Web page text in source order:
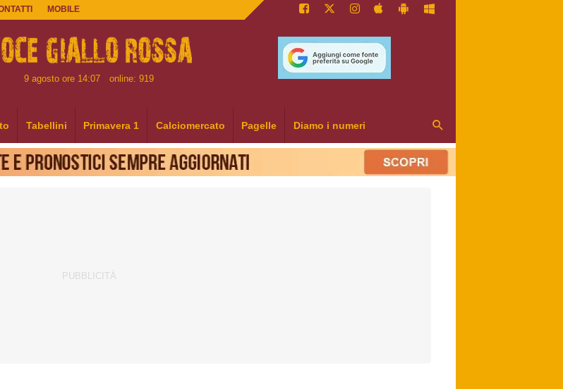
MOBILE
9 agosto ore 14:07 online: 919
Tabellini Primavera 1 Calciomercato Pagelle Diamo i numeri